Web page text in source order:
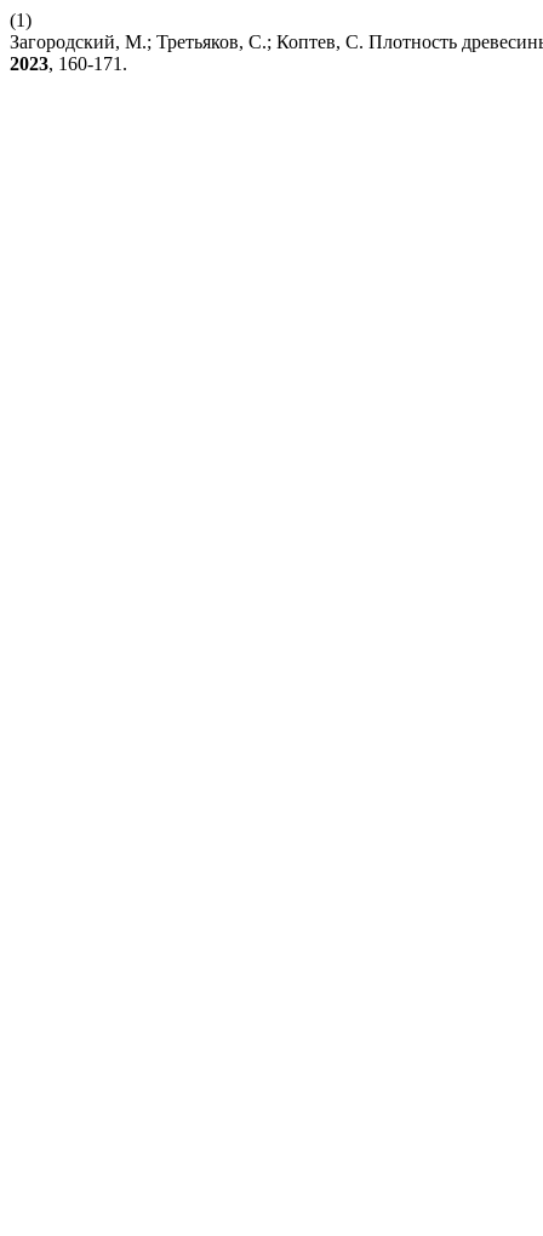
(1)
Загородский, М.; Третьяков, С.; Коптев, С. Плотность
2023, 160-171.